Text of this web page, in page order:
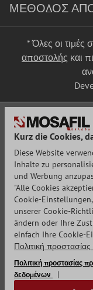
ΜΈΘΟΔΟΣ
* Όλες οι
αποστολής και
Kurz die Cookies,
Diese Website
Inhalte zu
und Werbung
"Alle Cookies
Cookie-
unserer Cookie-
ändern oder Ihre
einfach Ihre Cookie-
Πολιτική
Πολιτική προστασίας
δεδομένων